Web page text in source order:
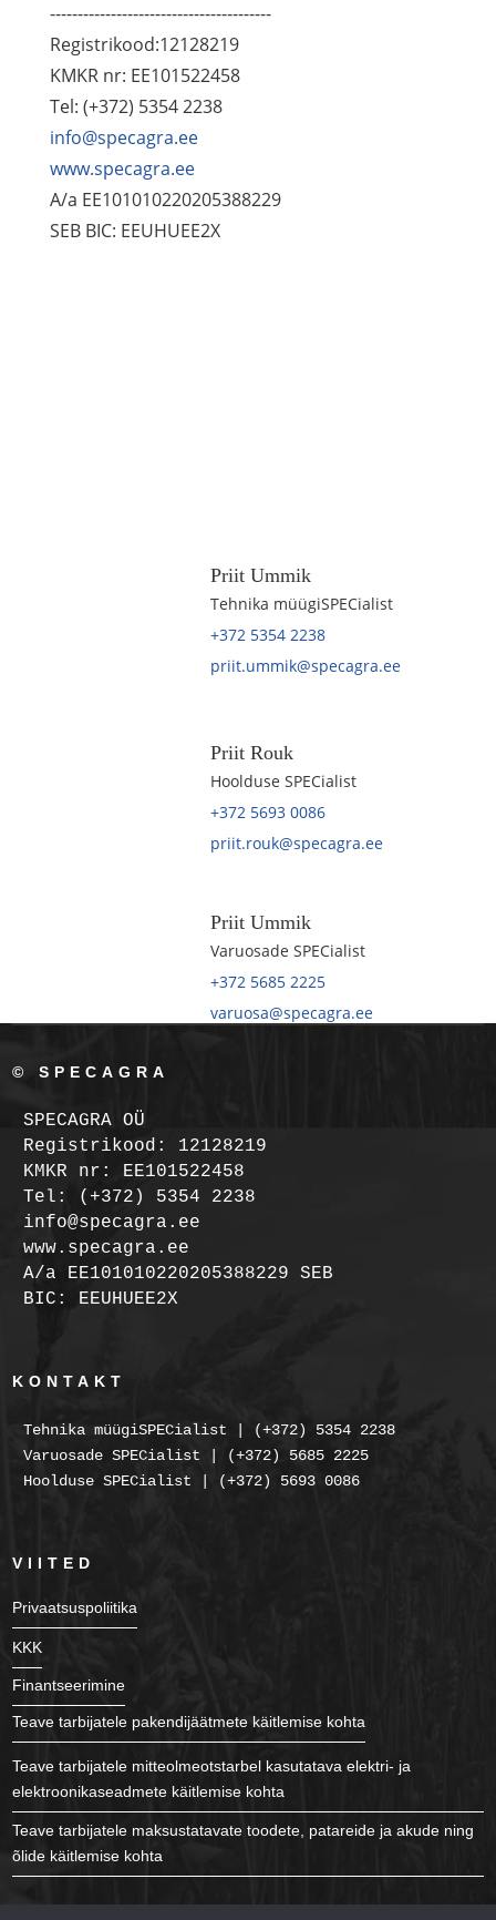
----------------------------------------
Registrikood:12128219
KMKR nr: EE101522458
Tel: (+372) 5354 2238
info@specagra.ee
www.specagra.ee
A/a EE101010220205388229
SEB BIC: EEUHUEE2X
Priit Ummik
Tehnika müügiSPECialist
+372 5354 2238
priit.ummik@specagra.ee
Priit Rouk
Hoolduse SPECialist
+372 5693 0086
priit.rouk@specagra.ee
Priit Ummik
Varuosade SPECialist
+372 5685 2225
varuosa@specagra.ee
© SPECAGRA
SPECAGRA OÜ
Registrikood: 12128219
KMKR nr: EE101522458
Tel: (+372) 5354 2238
info@specagra.ee
www.specagra.ee
A/a EE101010220205388229 SEB
BIC: EEUHUEE2X
KONTAKT
Tehnika müügiSPECialist | (+372) 5354 2238
Varuosade SPECialist | (+372) 5685 2225
Hoolduse SPECialist | (+372) 5693 0086
VIITED
Privaatsuspoliitika
KKK
Finantseerimine
Teave tarbijatele pakendijäätmete käitlemise kohta
Teave tarbijatele mitteolmeotstarbel kasutatava elektri- ja
elektroonikaseadmete käitlemise kohta
Teave tarbijatele maksustatavate toodete, patareide ja akude ning
õlide käitlemise kohta